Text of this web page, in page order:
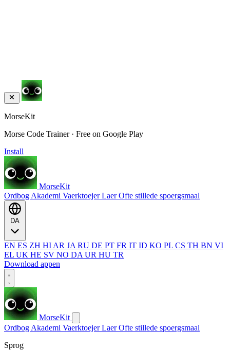
MorseKit
Morse Code Trainer · Free on Google Play
Install
MorseKit
Ordbog Akademi VaerktoejerLaerOfte stillede spoergsmaal
EN ES ZH HI AR JA RU DE PT FR IT ID KO PL CS TH BN VI
EL UK HE SV NO DA UR HU TR
Download appen
MorseKit
Ordbog Akademi VaerktoejerLaerOfte stillede spoergsmaal
Sprog